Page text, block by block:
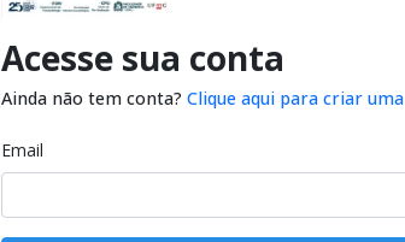
Acesse sua conta
Ainda não tem conta? Clique aqui para criar uma
Email